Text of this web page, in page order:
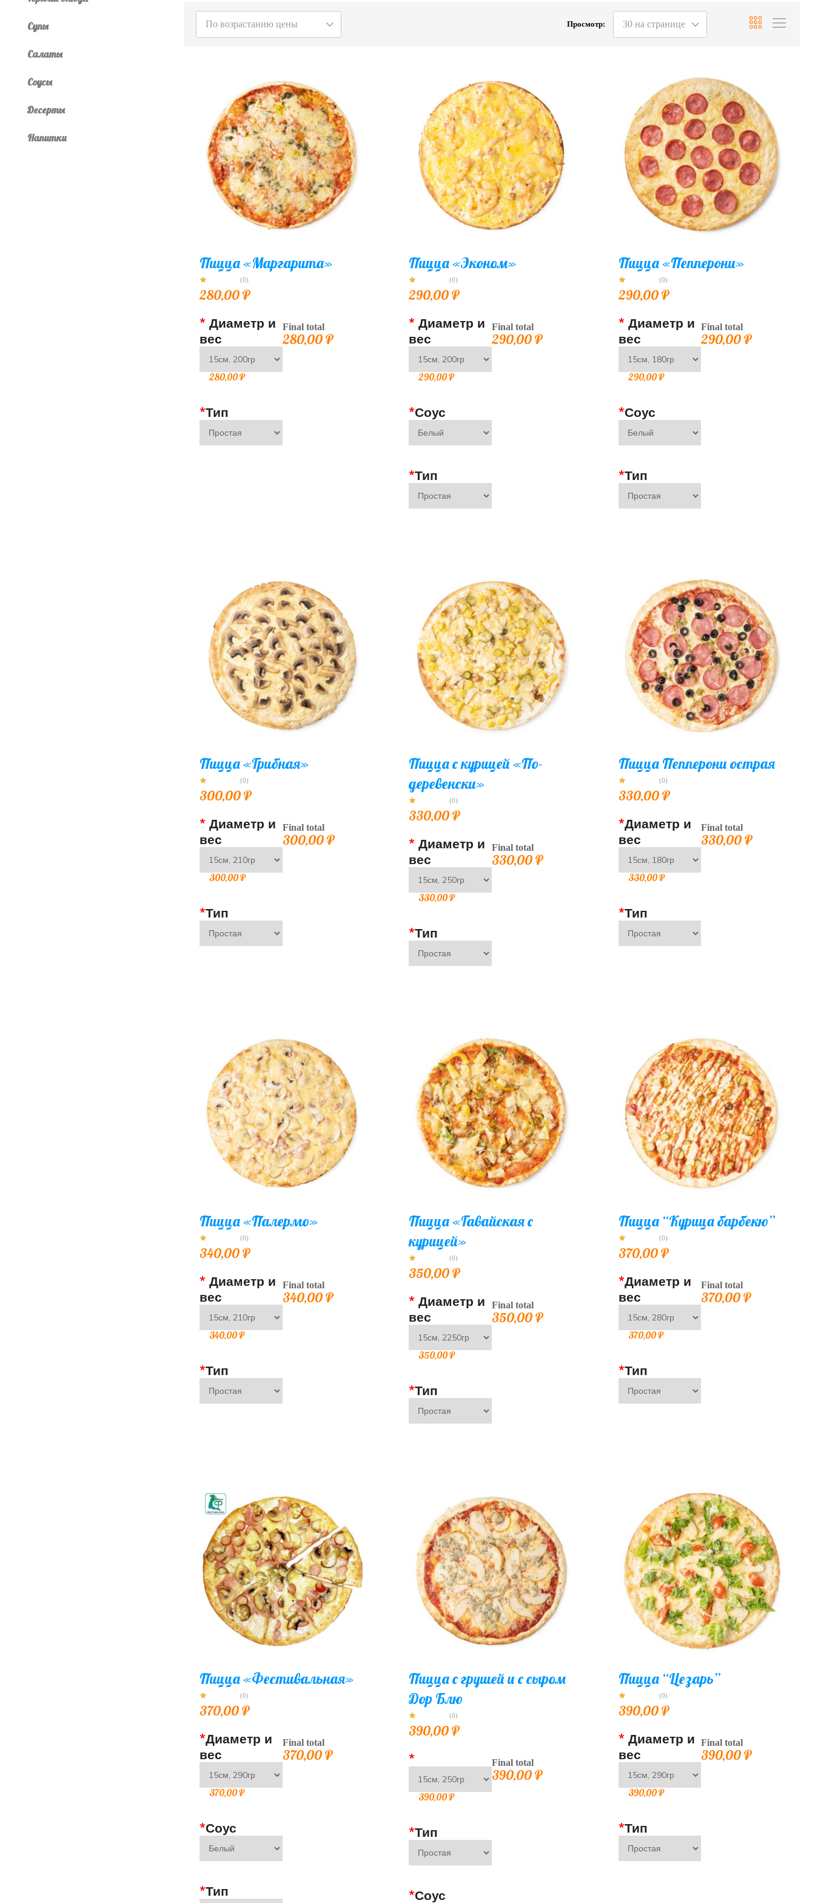
Супы
Салаты
Соусы
Десерты
Напитки
Просмотр: 30 на странице
По возрастанию цены
Пицца «Маргарита»
(0)
280,00₽
* Диаметр и
вес
280,00₽
*Тип
Final total
280,00₽
Пицца «Эконом»
(0)
290,00₽
* Диаметр и
вес
290,00₽
*Соус
*Тип
Final total
290,00₽
Пицца «Пепперони»
(0)
290,00₽
* Диаметр и
вес
290,00₽
*Соус
*Тип
Final total
290,00₽
Пицца «Грибная»
(0)
300,00₽
* Диаметр и
вес
300,00₽
*Тип
Final total
300,00₽
Пицца с курицей «По-
деревенски»
(0)
330,00₽
* Диаметр и
вес
330,00₽
*Тип
Final total
330,00₽
Пицца Пепперони острая
(0)
330,00₽
*Диаметр и
вес
330,00₽
*Тип
Final total
330,00₽
Пицца «Палермо»
(0)
340,00₽
* Диаметр и
вес
340,00₽
*Тип
Final total
340,00₽
Пицца «Гавайская с
курицей»
(0)
350,00₽
* Диаметр и
вес
350,00₽
*Тип
Final total
350,00₽
Пицца “Курица барбекю”
(0)
370,00₽
*Диаметр и
вес
370,00₽
*Тип
Final total
370,00₽
Пицца «Фестивальная»
(0)
370,00₽
*Диаметр и
вес
370,00₽
*Соус
*Тип
Final total
370,00₽
Пицца с грушей и с сыром
Дор Блю
(0)
390,00₽
*
390,00₽
*Тип
*Соус
Final total
390,00₽
Пицца “Цезарь”
(0)
390,00₽
* Диаметр и
вес
390,00₽
*Тип
Final total
390,00₽